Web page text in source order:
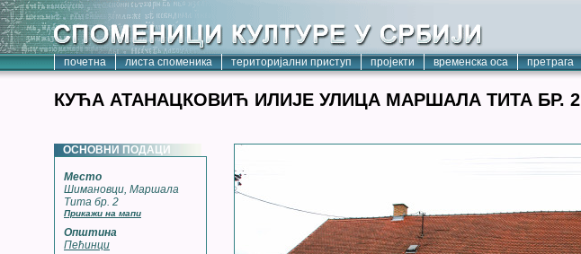
почетна листа споменика територијални приступ пројекти временска оса претрага
КУЋА АТАНАЦКОВИЋ ИЛИЈЕ УЛИЦА МАРШАЛА ТИТА БР. 2
ОСНОВНИ ПОДАЦИ
Место
Шимановци, Маршала
Тита бр. 2
Прикажи на мапи
Општина
Пећинци